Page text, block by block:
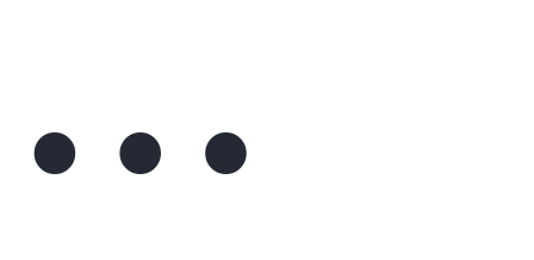
两
【L